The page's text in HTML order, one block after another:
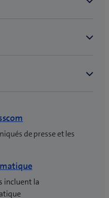
de presse et les
incluent la